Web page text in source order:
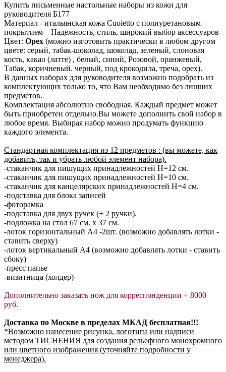
Купить письменные настольные наборы из кожи для
руководителя Б177
Материал - итальянская кожа Cuoietto с полиуретановым
покрытием – Надежность, стиль, широкий выбор аксессуаров
Цвет: Орех (можно изготовить практически в любом другом
цвете: серый, табак-шоколад, шоколад, зеленый, слоновая
кость, какао (латте) , белый, синий, Розовой, оранжевый,
Табак, коричневый. черный, под крокодила, треча, орех).
В данных наборах для руководителя возможно подобрать из
комплектующих только то, что Вам необходимо без лишних
предметов.
Комплектация абсолютно свободная. Каждый предмет может
быть приобретен отдельно.Вы можете дополнить свой набор в
любое время. Выбирая набор можно продумать функцию
каждого элемента.
Стандартная комплектация из 12 предметов : (вы можете, как
добавить, так и убрать любой элемент набора).
-стаканчик для пишущих принадлежностей H=12 см.
-стаканчик для пишущих принадлежностей H=10 см.
-стаканчик для канцелярских принадлежностей H=4 см.
-подставка для блока записей
-фоторамка
-подставка для двух ручек (+ 2 ручки).
-подложка на стол 67 см. х 37 см.
-лоток горизонтальный А4 -2шт. (возможно добавлять лотки -
ставить сверху)
-лоток вертикальный А4 (возможно добавлять лотки - ставить
сбоку)
-пресс папье
-визитница (холдер)
Дополнительно заказать нож для корреспонденции + 8000
руб.
Доставка по Москве в пределах МКАД бесплатная!!!
*Возможно нанесение рисунка, логотипа или надписи
методом ТИСНЕНИЯ для создания рельефного монохромного
или цветного изображения (уточняйте подробности у
менеджера).